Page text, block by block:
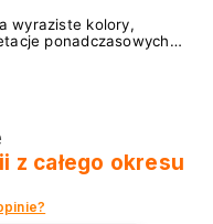
wyraziste kolory,
ponadczasowych
wakacjami, jak
z całego okresu